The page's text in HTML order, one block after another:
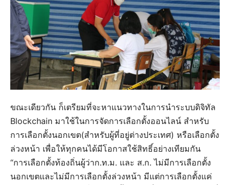
ขณะเดียวกัน ก็เตรียมที่จะหาแนวทางในการนำระบบดิจิทัล
Blockchain มาใช้ในการจัดการเลือกตั้งออนไลน์ สำหรับ
การเลือกตั้งนอกเขต(สำหรับผู้ที่อยู่ต่างประเทศ) หรือเลือกตั้ง
ล่วงหน้า เพื่อให้ทุกคนได้มีโอกาสใช้สิทธิ์อย่างเทียมกัน
“การเลือกตั้งท้องถิ่นผู้ว่าก.ท.ม. และ​ ส.ก.​ ไม่มีการเลือกตั้ง
นอกเขตและไม่มีการเลือกตั้งล่วงหน้า มีแต่การเลือกตั้งแค่